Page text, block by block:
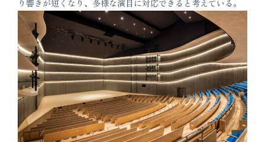
り響きが短くなり、多様な演目に対応できると考えている。